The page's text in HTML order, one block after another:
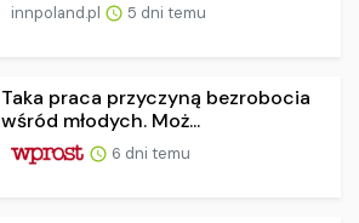
innpoland.pl 5 dni temu
Taka praca przyczyną bezrobocia
wśród młodych. Moż...
6 dni temu